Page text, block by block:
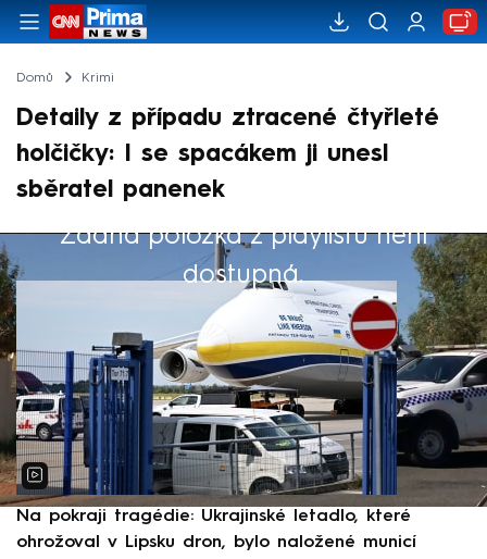
Domů Krimi
Detaily z případu ztracené čtyřleté
holčičky: I se spacákem ji unesl
sběratel panenek
Žádná položka z playlistu není
dostupná.
Výběr redakce
Na pokraji tragédie: Ukrajinské letadlo, které
ohrožoval v Lipsku dron, bylo naložené municí